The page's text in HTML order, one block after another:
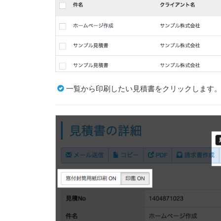
一覧から印刷したい見積書をクリックします。